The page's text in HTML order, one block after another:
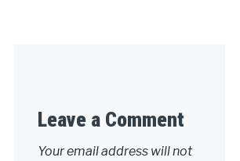
Leave a Comment
Your email address will not